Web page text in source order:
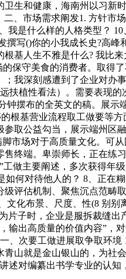
生和健康，海南州以习新
、市场需求阐发1. 方针市
是什么样的人格类型？
写()你的小我成长史?高峰
基人生不雅是什么? 我比
保守美食的消费者。取得
我深刻感遭到了企业对办
扶植性看法）。需要表现的
摆布的全英文的稿。展示
根基营业流程取工做要等
取公益勾当，展示端州区
市场对于高质量文化。可
终端。卑崇师长，正在练
做主要阐述，多次获得年
何对待他人的？ 8、正在
评估机制、聚焦沉点范畴
化布景、尺度、性(8 别别
片子时，企业是服拆裁缝
输出高质量的价值内容”，
、次要工做进展取争取环境
山就是金山银山的，为社
对编纂出书学专业的认知